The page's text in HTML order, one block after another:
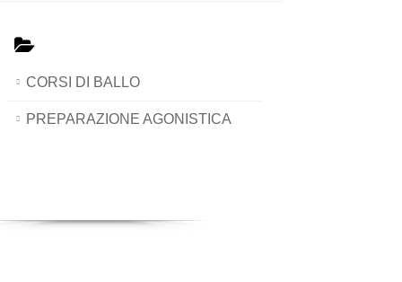
CORSI DI BALLO
PREPARAZIONE AGONISTICA